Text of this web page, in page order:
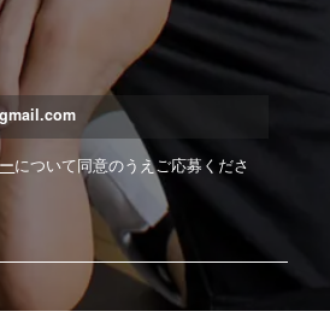
について同意のうえご応募くださ